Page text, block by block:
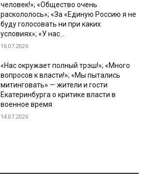
человек!»; «Общество очень
раскололось»; «За «Единую Россию я не
буду голосовать ни при каких
условиях»; «У нас...
16.07.2026
«Нас окружает полный трэш!»; «Много
вопросов к власти!»; «Мы пытались
митинговать» — жители и гости
Екатеринбурга о критике власти в
военное время
14.07.2026